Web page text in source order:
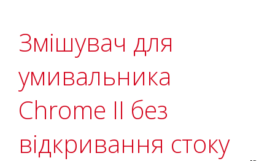
Змішувач для
умивальника
Сhrome II без
відкривання стоку